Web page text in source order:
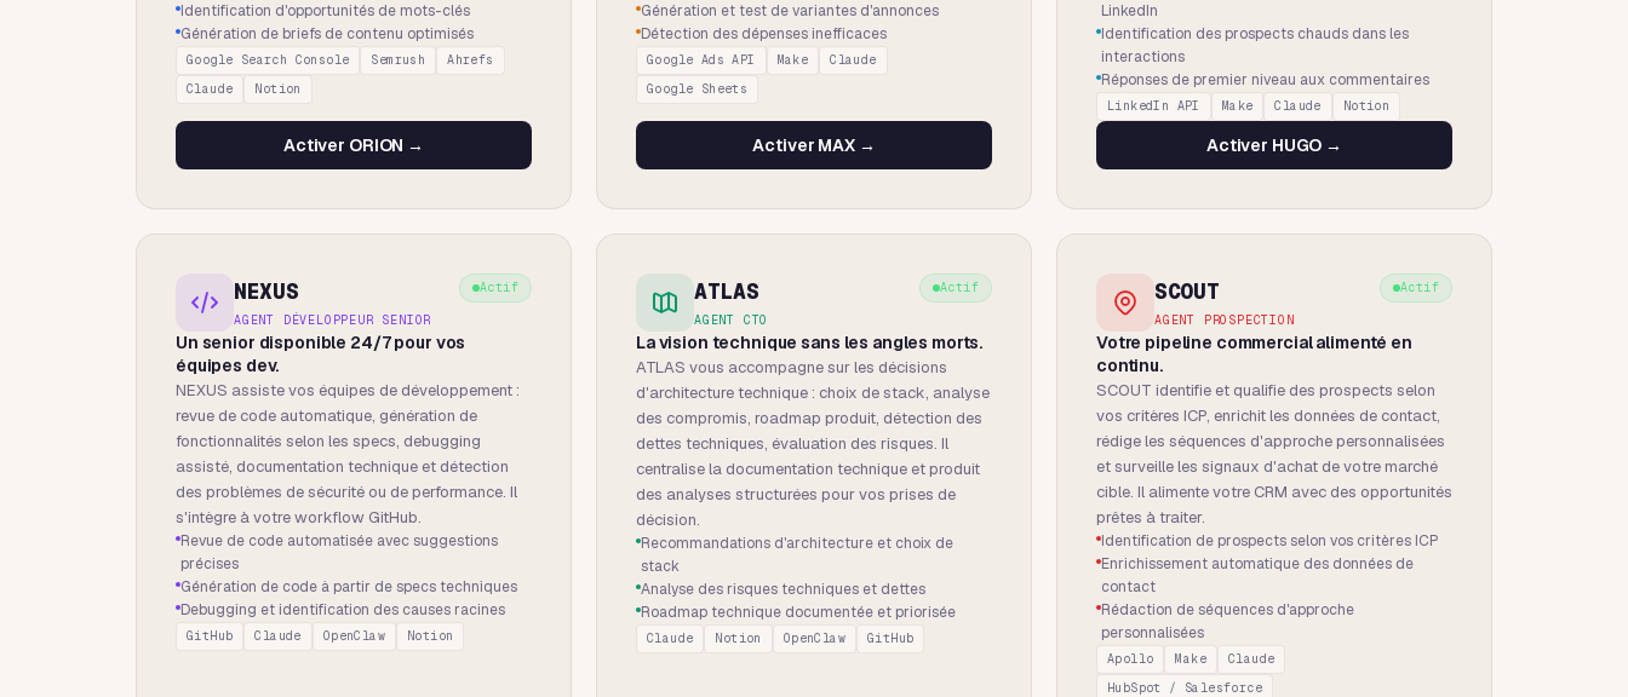
Identification d'opportunités de mots-clés
Génération de briefs de contenu optimisés
Google Search Console Semrush
Ahrefs
Claude
Notion
Activer ORION →
Génération et test de variantes d'annonces
Détection des dépenses inefficaces
Google Ads API Make
Claude
Google Sheets
Activer MAX→
LinkedIn
Identification des prospects chauds dans les
interactions
Réponses de premier niveau aux commentaires
LinkedIn API Make Claude Notion
Activer HUGO →
NEXUS
AGENT DÉVELOPPEUR SENIOR
Actif
Un senior disponible 24/7 pour vos
équipes dev.
NEXUS assiste vos équipes de développement :
revue de code automatique, génération de
fonctionnalités selon les specs, debugging
assisté, documentation technique et détection
des problèmes de sécurité ou de performance. Il
s'intègre à votre workflow GitHub.
Revue de code automatisée avec suggestions
précises
Génération de code à partir de specs techniques
Debugging et identification des causes racines
GitHub Claude OpenClaw Notion
ATLAS
AGENT CTO
Actif
La vision technique sans les angles morts.
ATLAS vous accompagne sur les décisions
d'architecture technique : choix de stack, analyse
des compromis, roadmap produit, détection des
dettes techniques, évaluation des risques. Il
centralise la documentation technique et produit
des analyses structurées pour vos prises de
décision.
Recommandations d'architecture et choix de
stack
Analyse des risques techniques et dettes
Roadmap technique documentée et priorisée
Claude Notion OpenClaw GitHub
SCOUT
AGENT PROSPECTION
Actif
Votre pipeline commercial alimenté en
continu.
SCOUT identifie et qualifie des prospects selon
vos critères ICP, enrichit les données de contact,
rédige les séquences d'approche personnalisées
et surveille les signaux d'achat de votre marché
cible. Il alimente votre CRM avec des opportunités
prêtes à traiter.
Identification de prospects selon vos critères ICP
Enrichissement automatique des données de
contact
Rédaction de séquences d'approche
personnalisées
Apollo Make
Claude
HubSpot / Salesforce